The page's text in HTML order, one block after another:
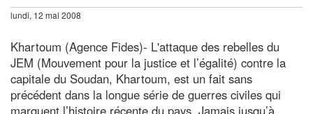
lundi, 12 mai 2008
Khartoum (Agence Fides)- L'attaque des rebelles du
JEM (Mouvement pour la justice et l’égalité) contre la
capitale du Soudan, Khartoum, est un fait sans
précédent dans la longue série de guerres civiles qui
marquent l’histoire récente du pays. Jamais jusqu’à